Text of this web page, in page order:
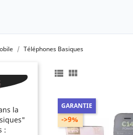
Téléphones Basiques
la
:
 
GARANTIE
->9%